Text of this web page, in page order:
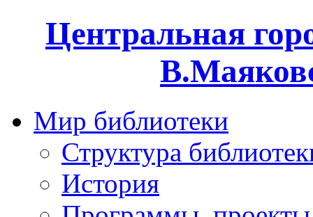
Центральная
Мир библиотеки
Структура
История